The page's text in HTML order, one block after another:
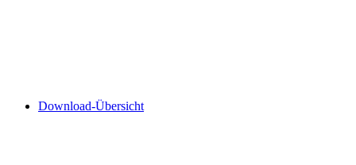
Download-Übersicht